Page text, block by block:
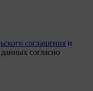
соглашения и
согласно